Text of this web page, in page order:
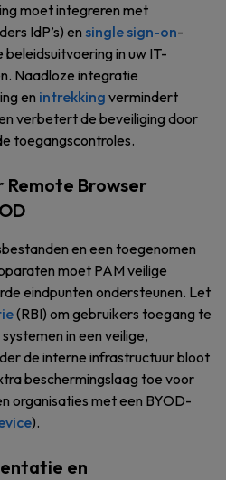
moet integreren met
IdP’s) en single sign-on-
in uw IT-
Naadloze integratie
en intrekking vermindert
verbetert de beveiliging door
toegangscontroles.
Browser
en een toegenomen
moet PAM veilige
eindpunten ondersteunen. Let
(RBI) om gebruikers toegang te
in een veilige,
de interne infrastructuur bloot
beschermingslaag toe voor
organisaties met een BYOD-
).
en